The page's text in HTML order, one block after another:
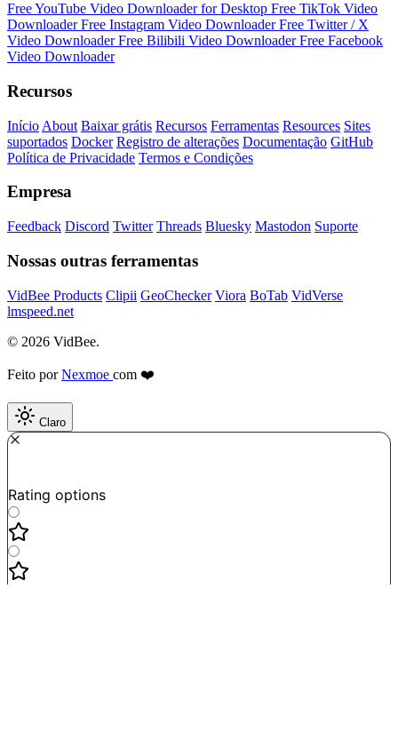
Free YouTube Video Downloader for Desktop Free TikTok Video
DownloaderFree Instagram Video DownloaderFree Twitter / X
Video DownloaderFree Bilibili Video DownloaderFree Facebook
Video Downloader
Recursos
Início About Baixar grátis Recursos Ferramentas Resources Sites
suportados Docker Registro de alterações Documentação GitHub
Política de Privacidade Termos e Condições
Empresa
Feedback Discord Twitter Threads Bluesky Mastodon Suporte
Nossas outras ferramentas
VidBee Products Clipii GeoChecker Viora BoTab VidVerse
lmspeed.net
© 2026 VidBee.
Feito porNexmoe com ❤️
Claro
Rating options